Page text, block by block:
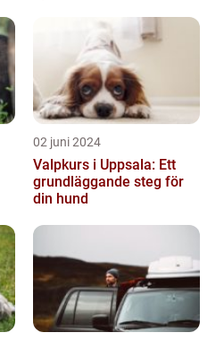
02 juni 2024
Valpkurs i Uppsala: Ett
grundläggande steg för
din hund